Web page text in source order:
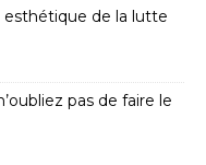
esthétique de la lutte
pas de faire le